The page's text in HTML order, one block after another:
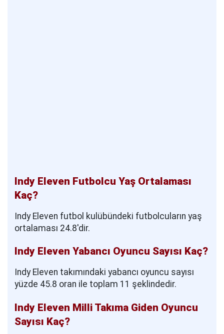
Indy Eleven Futbolcu Yaş Ortalaması
Kaç?
Indy Eleven futbol kulübündeki futbolcuların yaş
ortalaması 24.8'dir.
Indy Eleven Yabancı Oyuncu Sayısı Kaç?
Indy Eleven takımındaki yabancı oyuncu sayısı
yüzde 45.8 oran ile toplam 11 şeklindedir.
Indy Eleven Milli Takıma Giden Oyuncu
Sayısı Kaç?